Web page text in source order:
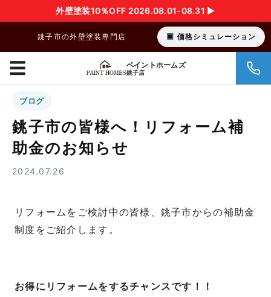
外壁塗装10％OFF 2026.08.01-08.31 ▶︎
銚子市の外壁塗装専門店 価格シミュレーション
ペイントホームズ
銚子店
☰
ブログ
銚子市の皆様へ！リフォーム補
助金のお知らせ
2024.07.26
リフォームをご検討中の皆様、銚子市からの補助金
制度をご紹介します。
お得にリフォームをするチャンスです！！